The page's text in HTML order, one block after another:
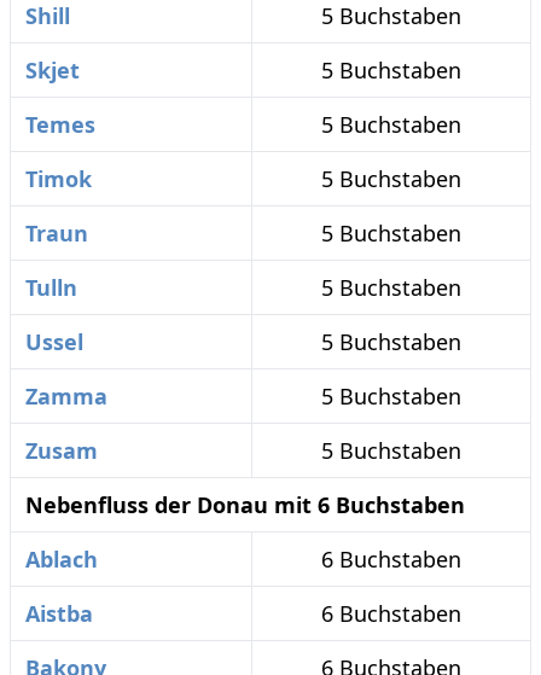
Shill
5 Buchstaben
Skjet
5 Buchstaben
Temes
5 Buchstaben
Timok
5 Buchstaben
Traun
5 Buchstaben
Tulln
5 Buchstaben
Ussel
5 Buchstaben
Zamma
5 Buchstaben
Zusam
5 Buchstaben
Nebenfluss der Donau mit 6 Buchstaben
Ablach
6 Buchstaben
Aistba
6 Buchstaben
Bakony
6 Buchstaben